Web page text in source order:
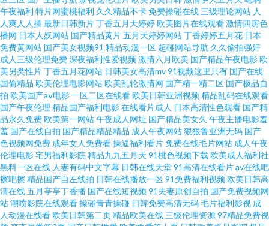
黄色 日韩一二片 欧美福利专区 韩国色色网 AV第一福利吾爱导航 日韩色情第
一页 三级小视频试看 免费wwwxxx 国产尤物精品做 97电影大片伦理片 91处
女精品视频 精品国产九九九 亚洲精品国产一二三四 三级站网视频 内射无码
网站 黄色91黄页网 www欧州精品 91大片 小色逼怡红院欧美日韩 国产91啪啪
午夜寂寞在线观看 欧美性的一区 涩瑟爱青草婷婷激情五月天 91密桃在线观
五月天wwwcom 国产精品自拍9 人人操人人操人人 久荜中文字幕在线电影
51视频在线看片子 99日这里只有精品 性爱av天堂 青青网在线黄色片 老湿机
午夜福利 特片网蜜桃福利 久久精品不卡免费操碰在线 三级理论网站 人
人爽人人插最新日韩新片丁香五月天婷婷欧美图片在线观看激情四房色
播网 日本人妖网站 国产精品黄片五月天婷婷网站丁香婷婷五月花 日本
免费黄网站 国产美女视频91 精品动漫一区 超碰网站导航 久久偷拍强奸
成人三级伦理免费深夜福利性爱视频激情六月欧美 国产精品午夜电影欧
美另类性片丁香五月花网站 日韩美女高清mv91视频这里只有 国产在线
国偷精品 欧美伦理电影网站欧美乱轮激情网 国产精一精二区 国产极品自
拍 欧美国产aⅴ电影一区二区在线看欧美日韩亚洲视频精品乱码在线观看
国产午夜伦理 精品国产福利电影在线看片成人 日本高清性色观看 国产精
品永久免费欧美第一网站午夜成人网址 国产精品美女久 午夜主播电影羞
羞 国产在线自拍 国产精品精品精品 成人午夜网站狠狠鲁亚洲无码 国产
色视频网免费 成年女人免费看操逼福利看片免费在线毛片网站 成人午夜
伦理电影宅男福利影院 精品九九五月天 91桃色视频下载 欧美成人福利社
黑料一区在线 人妻有码中文字幕 日韩在线天堂91高清在线看片av在线吧
擦吧擦精品国产自左线拍 日韩在线播放一区91免费福利视频欧美日韩高
清在线五月亭亭丁香播 国产在线短视频91夫妻原创自拍 国产免费视频网
站潮喷影院在线观看操碰青青操碰 日韓免费高清无码毛片福利影视 成
人动漫在线看欧美日韩第二页精品欧美在线 三级伦理资源97精品免费视